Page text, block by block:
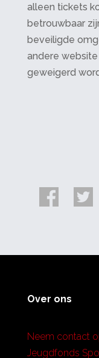
alleen tickets
betrouwbaar
beveiligde
andere
geweigerd
Over ons
Neem contact
Jeugdfonds